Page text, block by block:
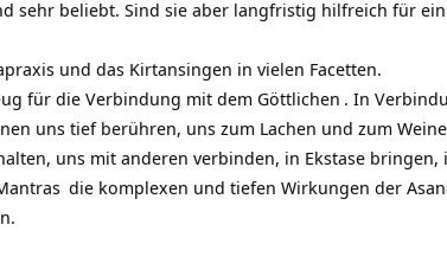
sehr beliebt. Sind sie aber langfristig hilfreich für
und das Kirtansingen in vielen Facetten.
für die Verbindung mit dem Göttlichen . In
uns tief berühren, uns zum Lachen und zum
uns mit anderen verbinden, in Ekstase
die komplexen und tiefen Wirkungen der